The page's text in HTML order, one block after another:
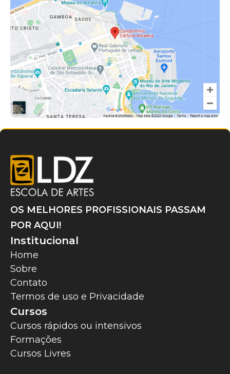
OS MELHORES PROFISSIONAIS PASSAM
POR AQUI!
Institucional
Home
Sobre
Contato
Termos de uso e Privacidade
Cursos
Cursos rápidos ou intensivos
Formações
Cursos Livres